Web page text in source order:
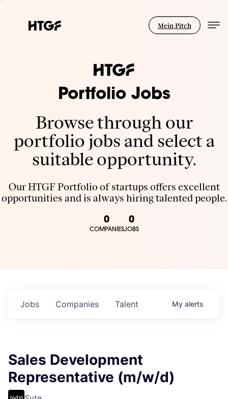
Mein Pitch
Portfolio Jobs
Browse through our
portfolio jobs and select a
suitable opportunity.
Our HTGF Portfolio of startups offers excellent
opportunities and is always hiring talented people.
0
COMPANIES
0
JOBS
Jobs Companies Talent My alerts
Sales Development
Representative (m/w/d)